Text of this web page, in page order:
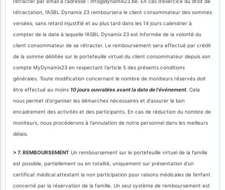
rétractation, l'ASBL Dynamix 23 remboursera le client consommateur des sommes
versées, sans retard injustifié et au plus tard dans les 14 jours calendrier à
compter de la date à laquelle l'ASBL Dynamix 23 est informée de la volonté du
client consommateur de se rétracter. Le remboursement sera effectué par crédit
de la somme débitée sur le portefeuille virtuel du client consommateur depuis son
compte MyDynamix23 en respectant l'article 5 des présents conditions
générales. Toute modification concernant le nombre de moniteurs réservés doit
être effectué au moins 10 jours ouvrables avant la date de l'événement . Cela
nous permet d'organiser les démarches nécessaires et d'assurer le bon
encadrement des activités et des participants. En cas de réduction du nombre de
moniteurs, nous procéderons à l'annulation de notre personnel dans les meilleurs
délais.
> 7. REMBOURSEMENT Un remboursement sur le portefeuille virtuel de la famille
est possible, partiellement ou en totalité, uniquement sur présentation d’un
certificat médical attestant la non participation pour raisons médicales de l’enfant
concerné par la réservation de la famille. Un seul système de remboursement est